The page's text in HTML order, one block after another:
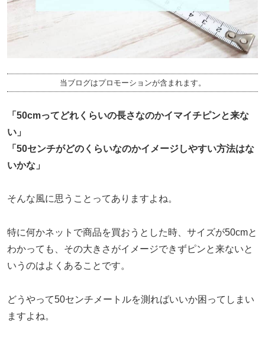
当ブログはプロモーションが含まれます。
「50cmってどれくらいの長さなのかイマイチピンと来な
い」
「50センチがどのくらいなのかイメージしやすい方法はな
いかな」
そんな風に思うことってありますよね。
特に何かネットで商品を買おうとした時、サイズが50cmと
わかっても、その大きさがイメージできずピンと来ないと
いうのはよくあることです。
どうやって50センチメートルを測ればいいか困ってしまい
ますよね。